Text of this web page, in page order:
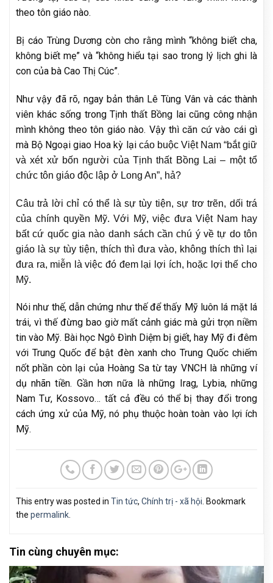
theo tôn giáo nào.
Bị cáo Trùng Dương còn cho rằng mình “không biết cha,
không biết mẹ” và “không hiểu tại sao trong lý lịch ghi là
con của bà Cao Thị Cúc”.
Như vậy đã rõ, ngay bản thân Lê Tùng Vân và các thành
viên khác sống trong Tịnh thất Bồng lai cũng công nhận
mình không theo tôn giáo nào. Vậy thì căn cứ vào cái gì
mà Bộ Ngoại giao Hoa kỳ lại cáo buộc Việt Nam “bắt giữ
và xét xử bốn người của Tịnh thất Bồng Lai – một tổ
chức tôn giáo độc lập ở Long An”, hả?
Câu trả lời chỉ có thể là sự tùy tiện, sự trơ trẽn, dối trá
của chính quyền Mỹ. Với Mỹ, việc đưa Việt Nam hay
bất cứ quốc gia nào danh sách cần chú ý về tự do tôn
giáo là sự tùy tiện, thích thì đưa vào, không thích thì lại
đưa ra, miễn là việc đó đem lại lợi ích, hoặc lợi thế cho
Mỹ.
Nói như thế, dẫn chứng như thế để thấy Mỹ luôn lá mặt lá
trái, vì thế đừng bao giờ mất cảnh giác mà gửi trọn niềm
tin vào Mỹ. Bài học Ngô Đình Diệm bị giết, hay Mỹ đi đêm
với Trung Quốc để bật đèn xanh cho Trung Quốc chiếm
nốt phần còn lại của Hoàng Sa từ tay VNCH là những ví
dụ nhãn tiền. Gần hơn nữa là những Irag, Lybia, những
Nam Tư, Kossovo… tất cả đều có thể bị thay đổi trong
cách ứng xử của Mỹ, nó phụ thuộc hoàn toàn vào lợi ích
Mỹ.
This entry was posted in Tin tức, Chính trị - xã hội. Bookmark
the permalink.
Tin cùng chuyên mục: